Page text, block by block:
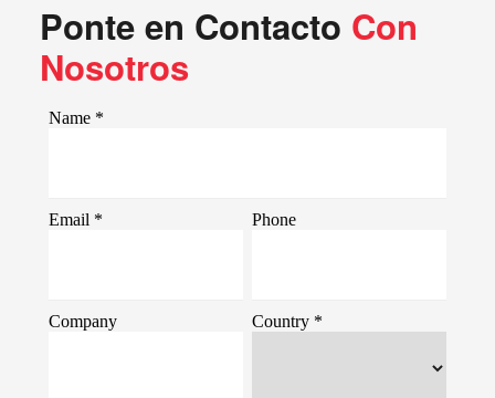
Ponte en Contacto Con
Nosotros